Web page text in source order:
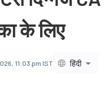
के लिए
11:03 pm IST हिंदी